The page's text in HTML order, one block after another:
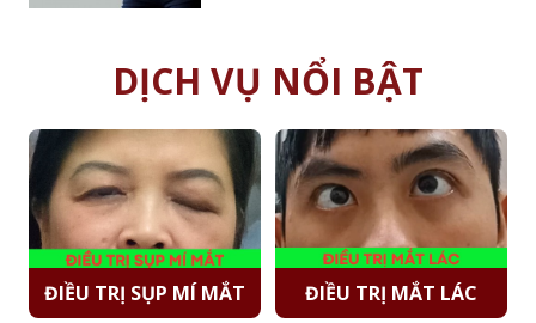
DỊCH VỤ NỔI BẬT
ĐIỀU TRỊ SỤP MÍ MẮT ĐIỀU TRỊ MẮT LÁC